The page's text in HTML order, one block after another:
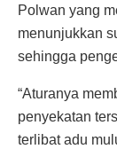
Polwan yang
menunjukkan
sehingga
“Aturanya
penyekatan
terlibat adu